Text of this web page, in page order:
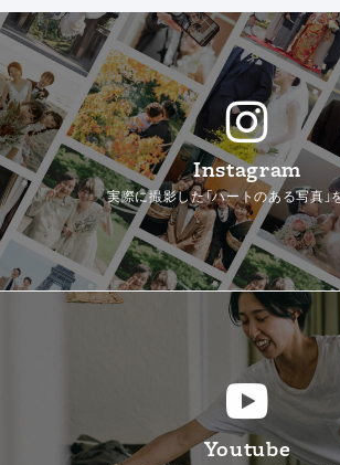
Instagram
実際に撮影した「ハートのある写真」
Youtube